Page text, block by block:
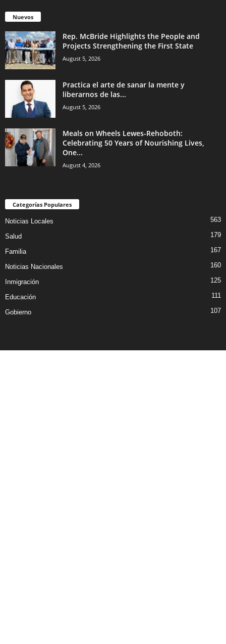
Nuevos
Rep. McBride Highlights the People and
Projects Strengthening the First State
August 5, 2026
Practica el arte de sanar la mente y
liberarnos de las...
August 5, 2026
Meals on Wheels Lewes-Rehoboth:
Celebrating 50 Years of Nourishing Lives,
One...
August 4, 2026
Categorías Populares
Noticias Locales 563
Salud 179
Familia 167
Noticias Nacionales 160
Inmigración 125
Educación 111
Gobierno 107